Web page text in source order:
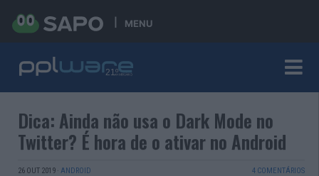
MENU
Dica: Ainda não usa o Dark Mode no
Twitter? É hora de o ativar no Android
26 OUT 2019 · ANDROID 4 COMENTÁRIOS